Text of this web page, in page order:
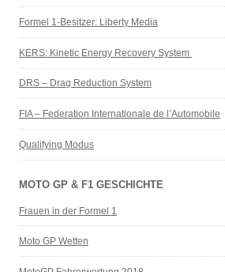
Formel 1-Besitzer: Liberty Media
KERS: Kinetic Energy Recovery System
DRS – Drag Reduction System
FIA – Federation Internationale de l’Automobile
Qualifying Modus
MOTO GP & F1 GESCHICHTE
Frauen in der Formel 1
Moto GP Wetten